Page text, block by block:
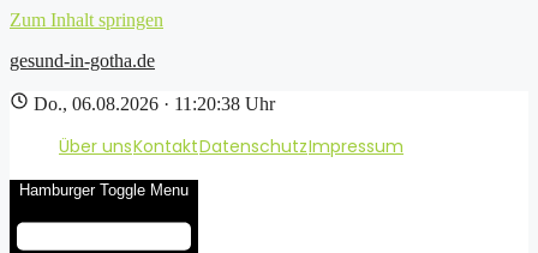
Zum Inhalt springen
gesund-in-gotha.de
Do., 06.08.2026 · 11:20:39 Uhr
Über unsKontaktDatenschutzImpressum
Hamburger Toggle Menu